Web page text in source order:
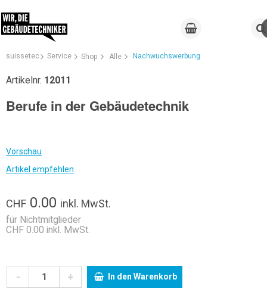
suissetec Service Shop Alle Nachwuchswerbung
Artikelnr. 12011
Berufe in der Gebäudetechnik
Vorschau
Artikel empfehlen
CHF 0.00 inkl. MwSt.
für Nichtmitglieder
CHF 0.00 inkl. MwSt.
- + In den Warenkorb